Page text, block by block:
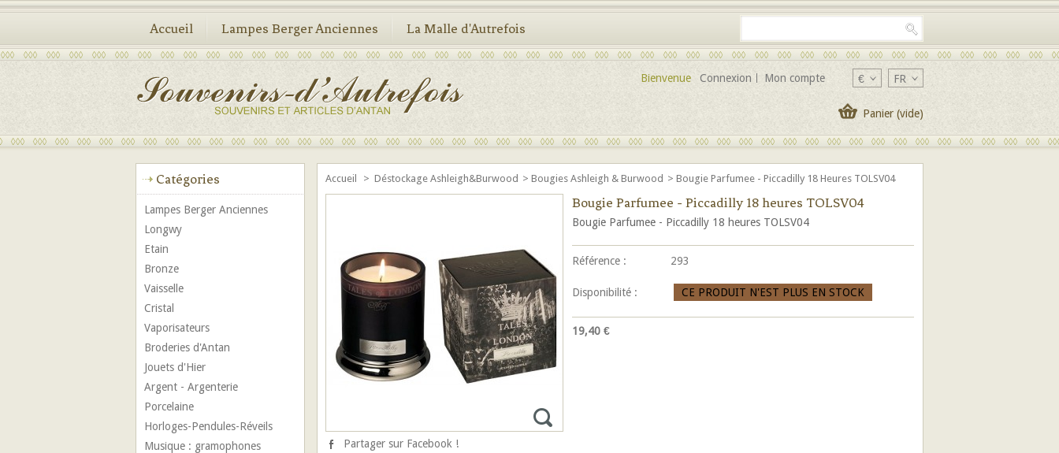
FR
€
Panier (vide)
Bienvenue Connexion Mon compte
Accueil Lampes Berger Anciennes La Malle d'Autrefois
Accueil > Déstockage Ashleigh&Burwood > Bougies Ashleigh & Burwood > Bougie Parfumee - Piccadilly 18 Heures TOLSV04
Partager sur Facebook !
Bougie Parfumee - Piccadilly 18 heures TOLSV04
Bougie Parfumee - Piccadilly 18 heures TOLSV04
Référence : 293
Disponibilité : CE PRODUIT N'EST PLUS EN STOCK
19,40 €
Catégories
Lampes Berger Anciennes
Longwy
Etain
Bronze
Vaisselle
Cristal
Vaporisateurs
Broderies d'Antan
Jouets d'Hier
Argent - Argenterie
Porcelaine
Horloges-Pendules-Réveils
Musique : gramophones